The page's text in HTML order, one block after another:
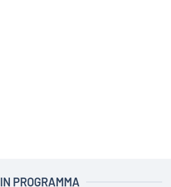
IN PROGRAMMA